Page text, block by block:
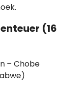
(16
– Chobe